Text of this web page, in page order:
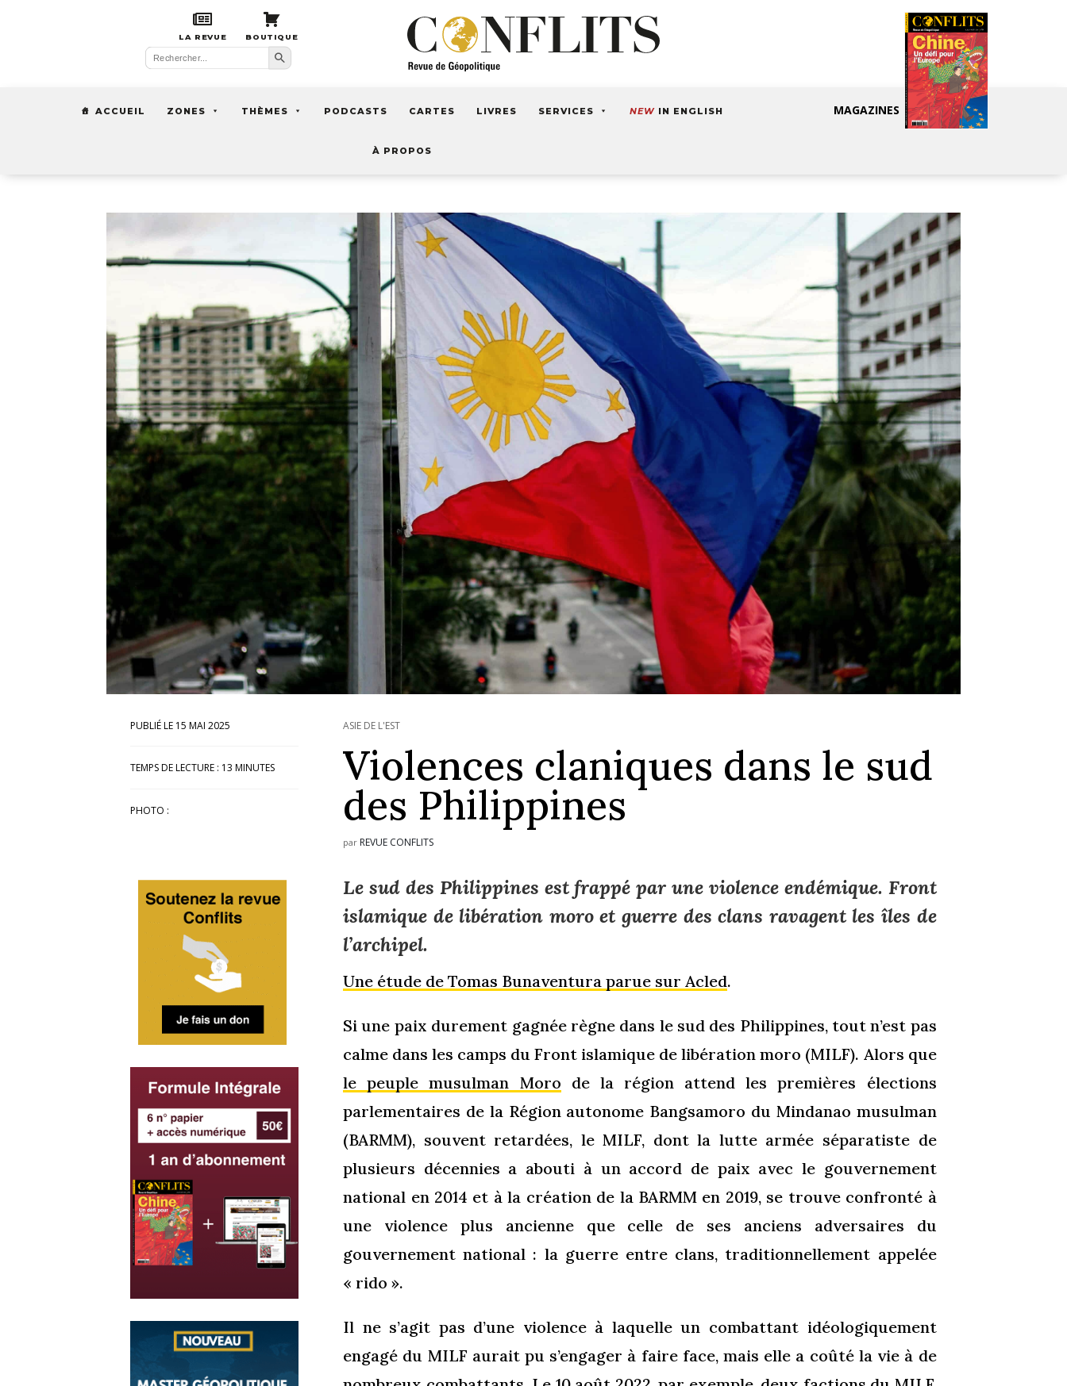
LA REVUE BOUTIQUE
Search
for:
Search Button
ACCUEIL ZONES THÈMES PODCASTS CARTES LIVRES SERVICES NEW IN ENGLISH
À PROPOS
MAGAZINES
15 MAI 2025
TEMPS DE LECTURE : 13 MINUTES
PHOTO :
ASIE DE L'EST
Violences claniques dans le sud
des Philippines
par REVUE CONFLITS
Le sud des Philippines est frappé par une violence endémique. Front
islamique de libération moro et guerre des clans ravagent les îles de
l’archipel.
Une étude de Tomas Bunaventura parue sur Acled.
Si une paix durement gagnée règne dans le sud des Philippines, tout n’est pas
calme dans les camps du Front islamique de libération moro (MILF). Alors que
le peuple musulman Moro de la région attend les premières élections
parlementaires de la Région autonome Bangsamoro du Mindanao musulman
(BARMM), souvent retardées, le MILF, dont la lutte armée séparatiste de
plusieurs décennies a abouti à un accord de paix avec le gouvernement
national en 2014 et à la création de la BARMM en 2019, se trouve confronté à
une violence plus ancienne que celle de ses anciens adversaires du
gouvernement national : la guerre entre clans, traditionnellement appelée
« rido ».
Il ne s’agit pas d’une violence à laquelle un combattant idéologiquement
engagé du MILF aurait pu s’engager à faire face, mais elle a coûté la vie à de